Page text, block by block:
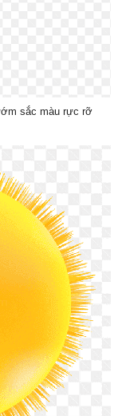
sắc màu rực rỡ